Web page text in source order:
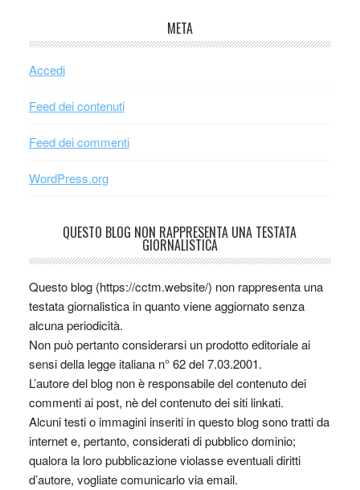
META
Accedi
Feed dei contenuti
Feed dei commenti
WordPress.org
QUESTO BLOG NON RAPPRESENTA UNA TESTATA
GIORNALISTICA
Questo blog (https://cctm.website/) non rappresenta una
testata giornalistica in quanto viene aggiornato senza
alcuna periodicità.
Non può pertanto considerarsi un prodotto editoriale ai
sensi della legge italiana n° 62 del 7.03.2001.
L’autore del blog non è responsabile del contenuto dei
commenti ai post, nè del contenuto dei siti linkati.
Alcuni testi o immagini inseriti in questo blog sono tratti da
internet e, pertanto, considerati di pubblico dominio;
qualora la loro pubblicazione violasse eventuali diritti
d’autore, vogliate comunicarlo via email.